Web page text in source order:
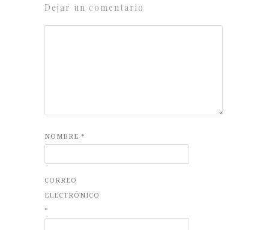
Dejar un comentario
NOMBRE *
CORREO
ELECTRÓNICO
*